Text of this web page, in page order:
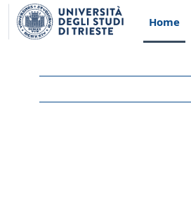
Vai al contenuto principale
Home